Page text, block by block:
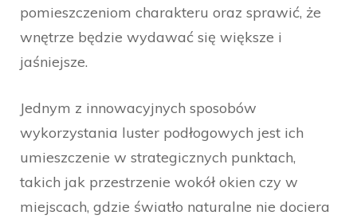
pomieszczeniom charakteru oraz sprawić, że
wnętrze będzie wydawać się większe i
jaśniejsze.
Jednym z innowacyjnych sposobów
wykorzystania luster podłogowych jest ich
umieszczenie w strategicznych punktach,
takich jak przestrzenie wokół okien czy w
miejscach, gdzie światło naturalne nie dociera